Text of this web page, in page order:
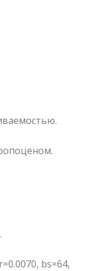
bs=64,